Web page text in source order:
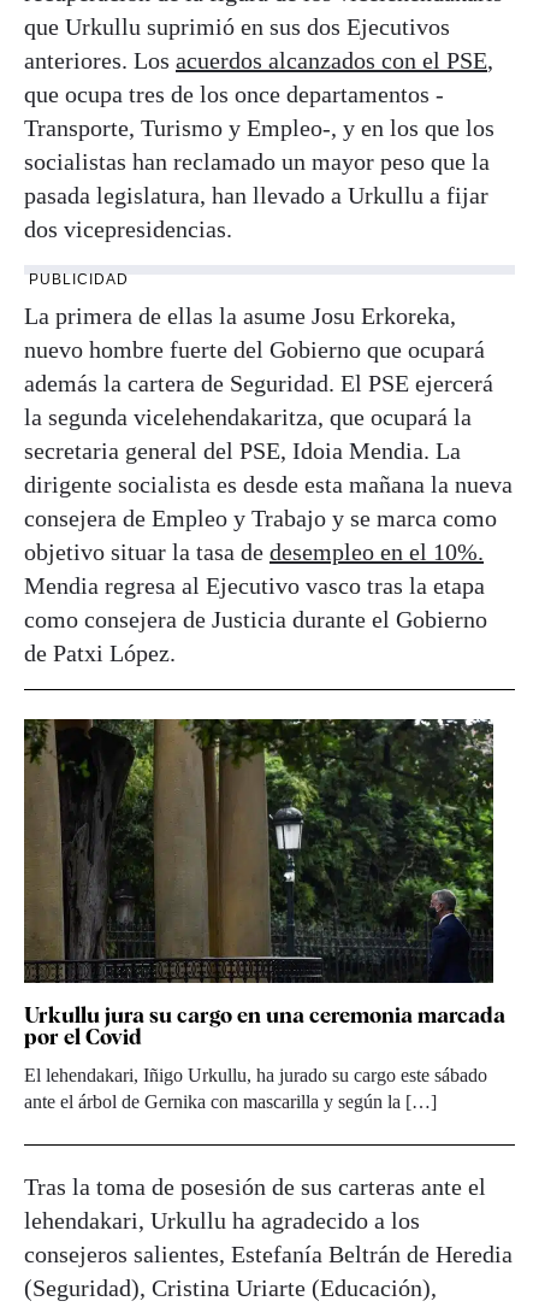
que Urkullu suprimió en sus dos Ejecutivos
anteriores. Los acuerdos alcanzados con el PSE,
que ocupa tres de los once departamentos -
Transporte, Turismo y Empleo-, y en los que los
socialistas han reclamado un mayor peso que la
pasada legislatura, han llevado a Urkullu a fijar
dos vicepresidencias.
PUBLICIDAD
La primera de ellas la asume Josu Erkoreka,
nuevo hombre fuerte del Gobierno que ocupará
además la cartera de Seguridad. El PSE ejercerá
la segunda vicelehendakaritza, que ocupará la
secretaria general del PSE, Idoia Mendia. La
dirigente socialista es desde esta mañana la nueva
consejera de Empleo y Trabajo y se marca como
objetivo situar la tasa de desempleo en el 10%.
Mendia regresa al Ejecutivo vasco tras la etapa
como consejera de Justicia durante el Gobierno
de Patxi López.
Urkullu jura su cargo en una ceremonia marcada
por el Covid
El lehendakari, Iñigo Urkullu, ha jurado su cargo este sábado
ante el árbol de Gernika con mascarilla y según la […]
Tras la toma de posesión de sus carteras ante el
lehendakari, Urkullu ha agradecido a los
consejeros salientes, Estefanía Beltrán de Heredia
(Seguridad), Cristina Uriarte (Educación),